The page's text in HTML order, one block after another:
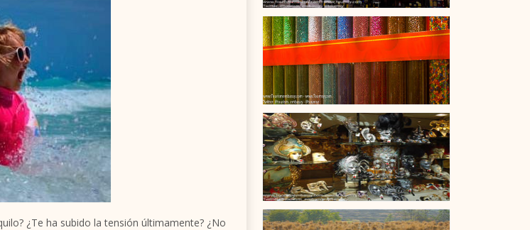
¿Te ha subido la tensión últimamente? ¿No